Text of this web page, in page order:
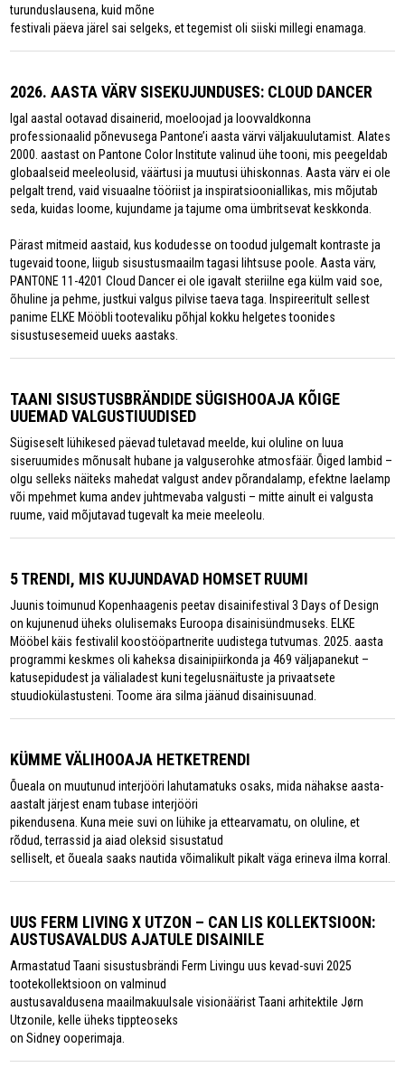
turunduslausena, kuid mõne
festivali päeva järel sai selgeks, et tegemist oli siiski millegi enamaga.
2026. AASTA VÄRV SISEKUJUNDUSES: CLOUD DANCER
Igal aastal ootavad disainerid, moeloojad ja loovvaldkonna
professionaalid põnevusega Pantone’i aasta värvi väljakuulutamist. Alates
2000. aastast on Pantone Color Institute valinud ühe tooni, mis peegeldab
globaalseid meeleolusid, väärtusi ja muutusi ühiskonnas. Aasta värv ei ole
pelgalt trend, vaid visuaalne tööriist ja inspiratsiooniallikas, mis mõjutab
seda, kuidas loome, kujundame ja tajume oma ümbritsevat keskkonda.
Pärast mitmeid aastaid, kus kodudesse on toodud julgemalt kontraste ja
tugevaid toone, liigub sisustusmaailm tagasi lihtsuse poole. Aasta värv,
PANTONE 11-4201 Cloud Dancer ei ole igavalt steriilne ega külm vaid soe,
õhuline ja pehme, justkui valgus pilvise taeva taga. Inspireeritult sellest
panime ELKE Mööbli tootevaliku põhjal kokku helgetes toonides
sisustusesemeid uueks aastaks.
TAANI SISUSTUSBRÄNDIDE SÜGISHOOAJA KÕIGE
UUEMAD VALGUSTIUUDISED
Sügiseselt lühikesed päevad tuletavad meelde, kui oluline on luua
siseruumides mõnusalt hubane ja valguserohke atmosfäär. Õiged lambid –
olgu selleks näiteks mahedat valgust andev põrandalamp, efektne laelamp
või mpehmet kuma andev juhtmevaba valgusti – mitte ainult ei valgusta
ruume, vaid mõjutavad tugevalt ka meie meeleolu.
5 TRENDI, MIS KUJUNDAVAD HOMSET RUUMI
Juunis toimunud Kopenhaagenis peetav disainifestival 3 Days of Design
on kujunenud üheks olulisemaks Euroopa disainisündmuseks. ELKE
Mööbel käis festivalil koostööpartnerite uudistega tutvumas. 2025. aasta
programmi keskmes oli kaheksa disainipiirkonda ja 469 väljapanekut –
katusepidudest ja välialadest kuni tegelusnäituste ja privaatsete
stuudiokülastusteni. Toome ära silma jäänud disainisuunad.
KÜMME VÄLIHOOAJA HETKETRENDI
Õueala on muutunud interjööri lahutamatuks osaks, mida nähakse aasta-
aastalt järjest enam tubase interjööri
pikendusena. Kuna meie suvi on lühike ja ettearvamatu, on oluline, et
rõdud, terrassid ja aiad oleksid sisustatud
selliselt, et õueala saaks nautida võimalikult pikalt väga erineva ilma korral.
UUS FERM LIVING X UTZON – CAN LIS KOLLEKTSIOON:
AUSTUSAVALDUS AJATULE DISAINILE
Armastatud Taani sisustusbrändi Ferm Livingu uus kevad-suvi 2025
tootekollektsioon on valminud
austusavaldusena maailmakuulsale visionäärist Taani arhitektile Jørn
Utzonile, kelle üheks tippteoseks
on Sidney ooperimaja.